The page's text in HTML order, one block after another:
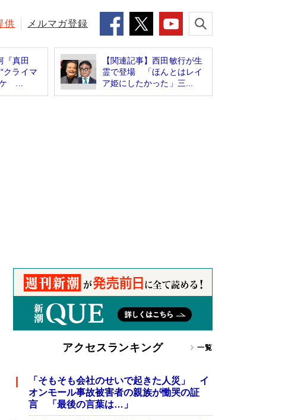
供 メルマガ登録
『真田
クライマ
...
【関連記事】西田敏行が生
霊で登場 「ほんとはレイ
ア姫にしたかった」三...
アクセスランキング 一覧
「そもそも会社のせいで起きた人災」 イ
オンモール事故被害者の親族が慟哭の証
言 「最後の言葉は…」